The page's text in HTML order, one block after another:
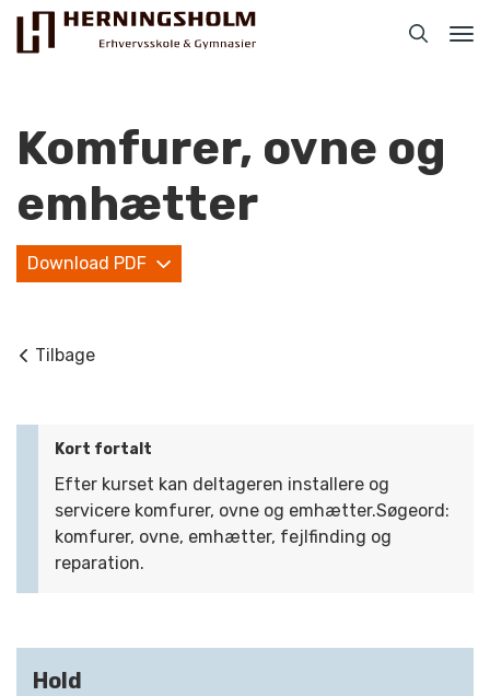
For ledige
Bliv faglært
Kontakt
Komfurer, ovne og
emhætter
Download PDF
Tilbage
Kort fortalt
Efter kurset kan deltageren installere og
servicere komfurer, ovne og emhætter.Søgeord:
komfurer, ovne, emhætter, fejlfinding og
reparation.
Hold